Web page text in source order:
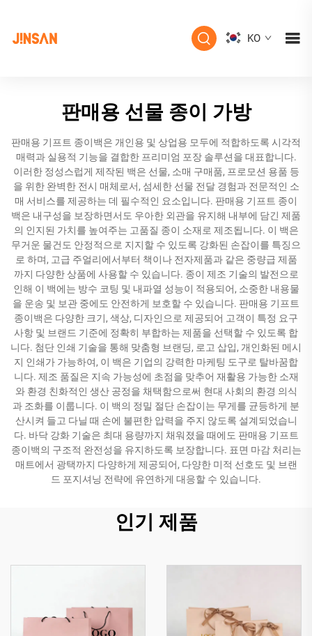
KO
판매용 선물 종이 가방
판매용 기프트 종이백은 개인용 및 상업용 모두에 적합하도록 시각적
매력과 실용적 기능을 결합한 프리미엄 포장 솔루션을 대표합니다.
이러한 정성스럽게 제작된 백은 선물, 소매 구매품, 프로모션 용품 등
을 위한 완벽한 전시 매체로서, 섬세한 선물 전달 경험과 전문적인 소
매 서비스를 제공하는 데 필수적인 요소입니다. 판매용 기프트 종이
백은 내구성을 보장하면서도 우아한 외관을 유지해 내부에 담긴 제품
의 인지된 가치를 높여주는 고품질 종이 소재로 제조됩니다. 이 백은
무거운 물건도 안정적으로 지지할 수 있도록 강화된 손잡이를 특징으
로 하며, 고급 주얼리에서부터 책이나 전자제품과 같은 중량급 제품
까지 다양한 상품에 사용할 수 있습니다. 종이 제조 기술의 발전으로
인해 이 백에는 방수 코팅 및 내파열 성능이 적용되어, 소중한 내용물
을 운송 및 보관 중에도 안전하게 보호할 수 있습니다. 판매용 기프트
종이백은 다양한 크기, 색상, 디자인으로 제공되어 고객이 특정 요구
사항 및 브랜드 기준에 정확히 부합하는 제품을 선택할 수 있도록 합
니다. 첨단 인쇄 기술을 통해 맞춤형 브랜딩, 로고 삽입, 개인화된 메시
지 인쇄가 가능하여, 이 백은 기업의 강력한 마케팅 도구로 탈바꿈합
니다. 제조 품질은 지속 가능성에 초점을 맞추어 재활용 가능한 소재
와 환경 친화적인 생산 공정을 채택함으로써 현대 사회의 환경 의식
과 조화를 이룹니다. 이 백의 정밀 절단 손잡이는 무게를 균등하게 분
산시켜 들고 다닐 때 손에 불편한 압력을 주지 않도록 설계되었습니
다. 바닥 강화 기술은 최대 용량까지 채워졌을 때에도 판매용 기프트
종이백의 구조적 완전성을 유지하도록 보장합니다. 표면 마감 처리는
매트에서 광택까지 다양하게 제공되어, 다양한 미적 선호도 및 브랜
드 포지셔닝 전략에 유연하게 대응할 수 있습니다.
인기 제품